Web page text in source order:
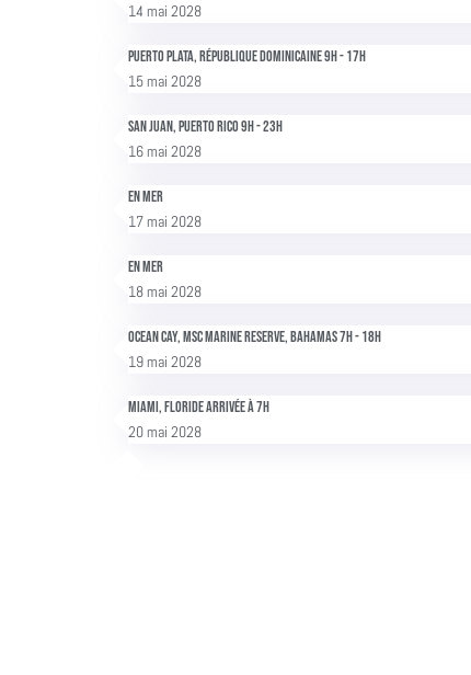
14 mai 2028
Puerto Plata, République dominicaine 9h - 17h
15 mai 2028
San Juan, Puerto Rico 9h - 23h
16 mai 2028
En mer
17 mai 2028
En mer
18 mai 2028
Ocean Cay, MSC Marine reserve, Bahamas 7h - 18h
19 mai 2028
Miami, Floride Arrivée à 7h
20 mai 2028